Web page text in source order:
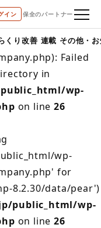
イン 保全のパートナー
くり改善 連載 その他・
pe-
Failed
in
wp-
on line26
wp-
for
8.2.30/data/pear')
public_html/wp-
on line26